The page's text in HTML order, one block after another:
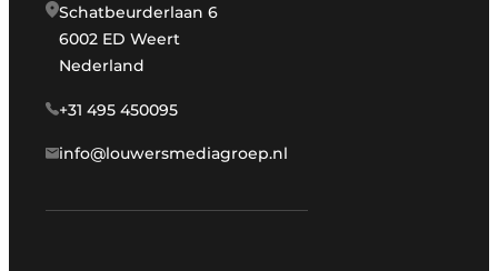
Schatbeurderlaan 6
6002 ED Weert
Nederland
+31 495 450095
info@louwersmediagroep.nl